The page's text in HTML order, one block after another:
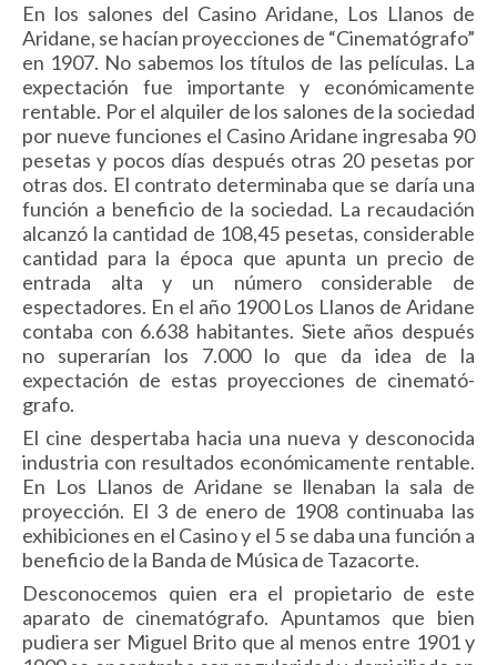
En los salones del Casino Aridane, Los Llanos de
Aridane, se hacían proyecciones de “Cinematógrafo”
en 1907. No sabemos los títulos de las películas. La
expectación fue importante y económicamente
rentable. Por el alquiler de los salones de la sociedad
por nueve funciones el Casino Aridane ingresaba 90
pesetas y pocos días después otras 20 pesetas por
otras dos. El contrato determi­naba que se daría una
función a beneficio de la sociedad. La recaudación
alcanzó la cantidad de 108,45 pesetas, considerable
cantidad para la época que apunta un precio de
entrada alta y un número considerable de
espectadores. En el año 1900 Los Llanos de Aridane
contaba con 6.638 habitan­tes. Siete años después
no superarían los 7.000 lo que da idea de la
expectación de estas proyecciones de cinemató­
grafo.
El cine despertaba hacia una nueva y desconocida
industria con resultados económicamente rentable.
En Los Llanos de Aridane se llenaban la sala de
proyección. El 3 de enero de 1908 continuaba las
exhibiciones en el Casino y el 5 se daba una función a
beneficio de la Banda de Música de Tazacorte.
Desconocemos quien era el propietario de este
aparato de cinematógrafo. Apuntamos que bien
pudiera ser Miguel Brito que al menos entre 1901 y